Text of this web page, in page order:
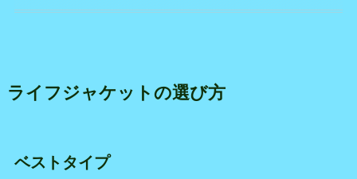
ライフジャケットの選び方
ベストタイプ